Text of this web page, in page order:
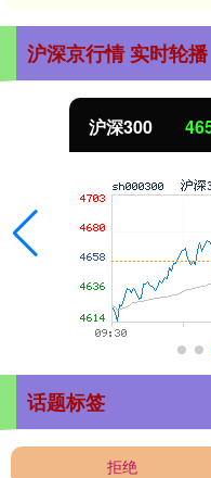
沪深京行情 实时轮播
沪深300
话题标签
拒绝